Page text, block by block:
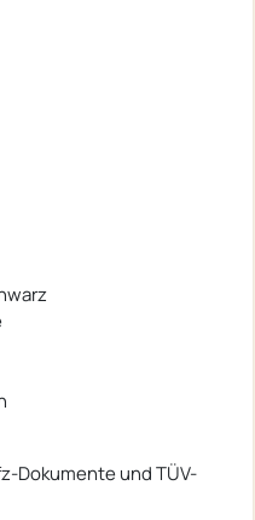
Dokumente und TÜV-